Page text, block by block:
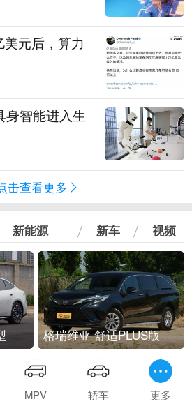
元后，算力
身智能进入生
击查看更多
新能源 新车 视频
格瑞维亚 舒适PLUS版
MPV 轿车 更多